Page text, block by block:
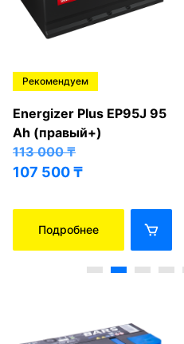
Рекомендуем
Energizer Plus EP95J 95
Ah (правый+)
113 000₸
107 500₸
Подробнее